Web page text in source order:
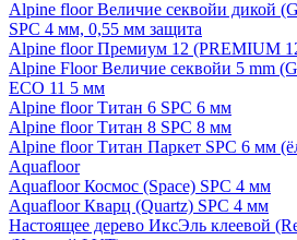
Alpine floor Величие секвойи дикой
SPC 4 мм, 0,55 мм защита
Alpine floor Премиум 12 (PREMIUM
Alpine Floor Величие секвойи 5 mm
ECO 11 5 мм
Alpine floor Титан 6 SPC 6 мм
Alpine floor Титан 8 SPC 8 мм
Alpine floor Титан Паркет SPC 6 мм
Aquafloor
Aquafloor Космос (Space) SPC 4 мм
Aquafloor Кварц (Quartz) SPC 4 мм
Настоящее дерево ИксЭль клеевой